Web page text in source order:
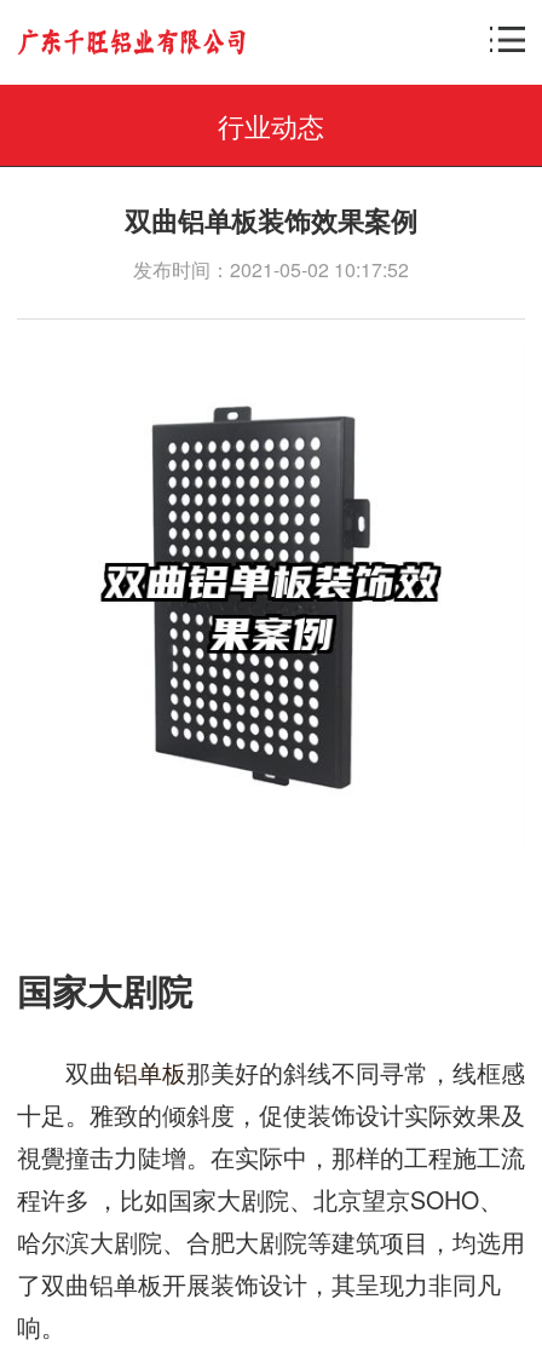
行业动态
双曲铝单板装饰效果案例
发布时间：2021-05-02 10:17:52
国家大剧院
双曲铝单板那美好的斜线不同寻常，线框感
十足。雅致的倾斜度，促使装饰设计实际效果及
視覺撞击力陡增。在实际中，那样的工程施工流
程许多 ，比如国家大剧院、北京望京SOHO、
哈尔滨大剧院、合肥大剧院等建筑项目，均选用
了双曲铝单板开展装饰设计，其呈现力非同凡
响。